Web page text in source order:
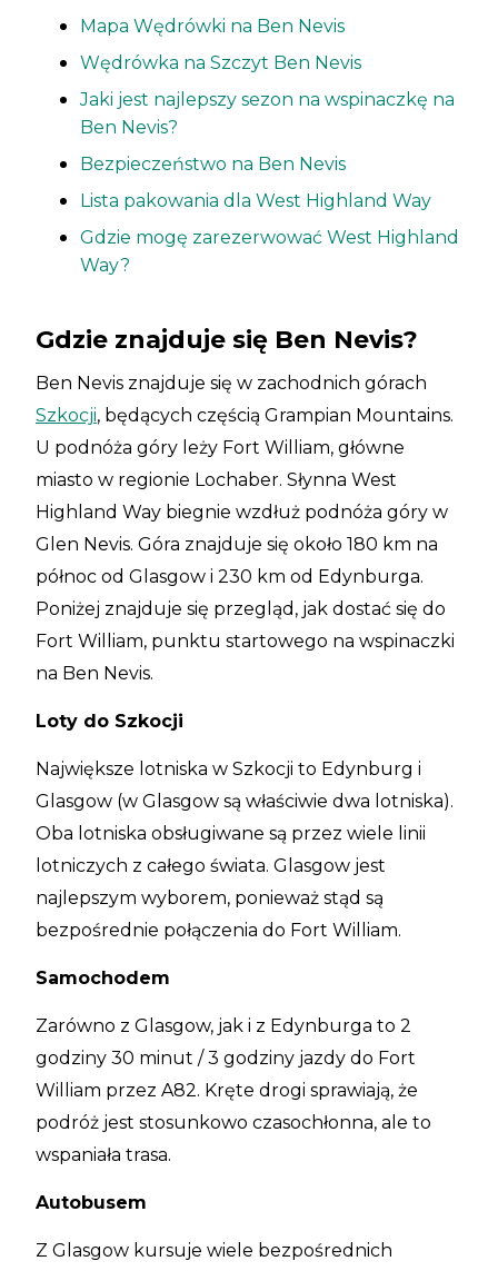
Mapa Wędrówki na Ben Nevis
Wędrówka na Szczyt Ben Nevis
Jaki jest najlepszy sezon na wspinaczkę na
Ben Nevis?
Bezpieczeństwo na Ben Nevis
Lista pakowania dla West Highland Way
Gdzie mogę zarezerwować West Highland
Way?
Gdzie znajduje się Ben Nevis?
Ben Nevis znajduje się w zachodnich górach
Szkocji, będących częścią Grampian Mountains.
U podnóża góry leży Fort William, główne
miasto w regionie Lochaber. Słynna West
Highland Way biegnie wzdłuż podnóża góry w
Glen Nevis. Góra znajduje się około 180 km na
północ od Glasgow i 230 km od Edynburga.
Poniżej znajduje się przegląd, jak dostać się do
Fort William, punktu startowego na wspinaczki
na Ben Nevis.
Loty do Szkocji
Największe lotniska w Szkocji to Edynburg i
Glasgow (w Glasgow są właściwie dwa lotniska).
Oba lotniska obsługiwane są przez wiele linii
lotniczych z całego świata. Glasgow jest
najlepszym wyborem, ponieważ stąd są
bezpośrednie połączenia do Fort William.
Samochodem
Zarówno z Glasgow, jak i z Edynburga to 2
godziny 30 minut / 3 godziny jazdy do Fort
William przez A82. Kręte drogi sprawiają, że
podróż jest stosunkowo czasochłonna, ale to
wspaniała trasa.
Autobusem
Z Glasgow kursuje wiele bezpośrednich